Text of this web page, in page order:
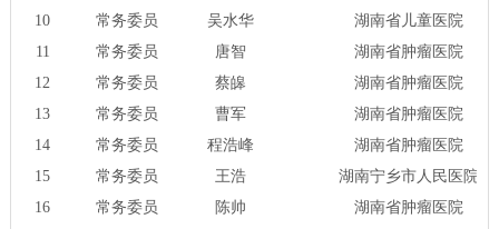
10
常务委员 吴水华
湖南省儿童医院
11
常务委员 唐智
湖南省肿瘤医院
12
常务委员 蔡皞
湖南省肿瘤医院
13
常务委员 曹军
湖南省肿瘤医院
14
常务委员 程浩峰
湖南省肿瘤医院
15
常务委员 王浩
湖南宁乡市人民医院
16
常务委员 陈帅
湖南省肿瘤医院